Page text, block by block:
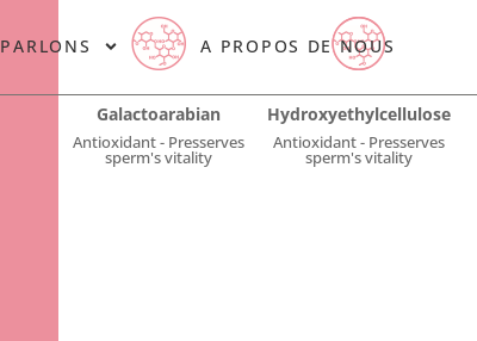
PARLONS A PROPOS DE NOUS
Galactoarabian
Antioxidant - Presserves
sperm's vitality
Hydroxyethylcellulose
Antioxidant - Presserves
sperm's vitality